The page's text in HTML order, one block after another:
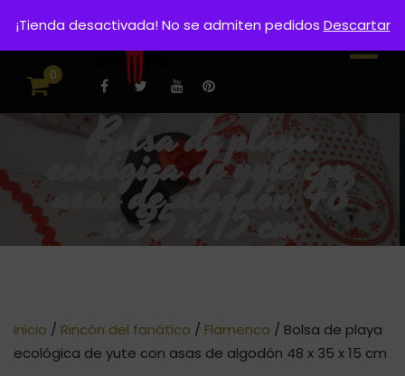
0
Bolsa de playa
ecológica de yute con
asas de algodón 48
x 35 x 15 cm
Inicio / Rincón del fanático / Flamenco / Bolsa de playa
ecológica de yute con asas de algodón 48 x 35 x 15 cm
¡Tienda desactivada! No se admiten pedidos Descartar